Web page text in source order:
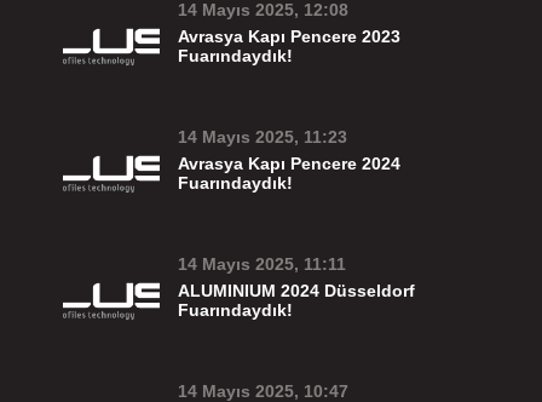
14 Mayıs 2025, 12:08
Avrasya Kapı Pencere 2023
Fuarındaydık!
14 Mayıs 2025, 11:23
Avrasya Kapı Pencere 2024
Fuarındaydık!
14 Mayıs 2025, 11:11
ALUMINIUM 2024 Düsseldorf
Fuarındaydık!
14 Mayıs 2025, 10:47